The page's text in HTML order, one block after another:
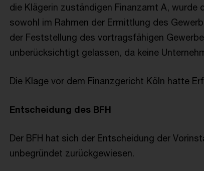
die Klägerin zuständigen Finanzamt A, wurde
sowohl im Rahmen der Ermittlung des
der Feststellung des vortragsfähigen
unberücksichtigt gelassen, da keine
Die Klage vor dem Finanzgericht Köln hatte
Entscheidung des BFH
Der BFH hat sich der Entscheidung der
unbegründet zurückgewiesen.